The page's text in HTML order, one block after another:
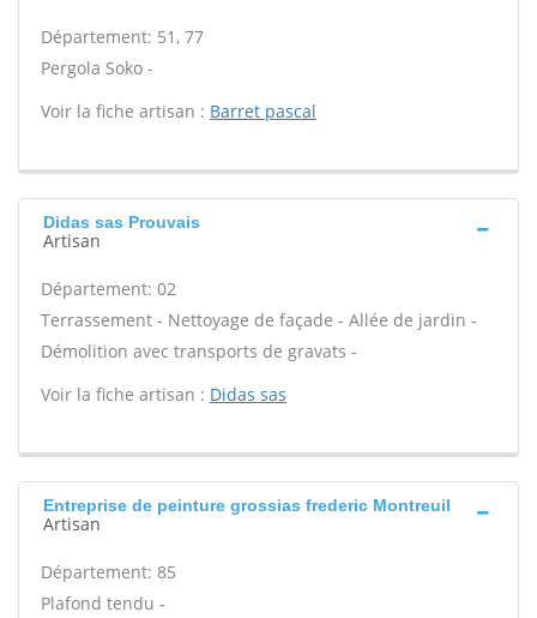
Département: 51, 77
Pergola Soko -
Voir la fiche artisan : Barret pascal
Didas sas Prouvais
Artisan
Département: 02
Terrassement - Nettoyage de façade - Allée de jardin -
Démolition avec transports de gravats -
Voir la fiche artisan : Didas sas
Entreprise de peinture grossias frederic Montreuil
Artisan
Département: 85
Plafond tendu -